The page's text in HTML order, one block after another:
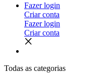
Fazer login
Criar conta
Fazer login
Criar conta
Todas as categorias